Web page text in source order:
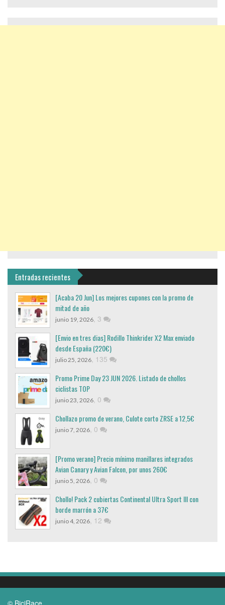
Entradas recientes
[Acaba 20 Jun] Los mejores cupones con la promo de
mitad de año
junio 19, 2026, 3
[Envio en tres dias] Rodillo Thinkrider X2 Max enviado
desde España (220€)
julio 25, 2026, 135
Promo Prime Day 23 JUN 2026. Listado de chollos
ciclistas TOP
junio 23, 2026, 0
Chollazo promo de verano, Culote corto ZRSE a 12,5€
junio 7, 2026, 0
[Promo verano] Precio mínimo manillares integrados
Avian Canary y Avian Falcon, por unos 260€
junio 5, 2026, 0
Chollo! Pack 2 cubiertas Continental Ultra Sport III con
borde marrón a 37€
junio 4, 2026, 12